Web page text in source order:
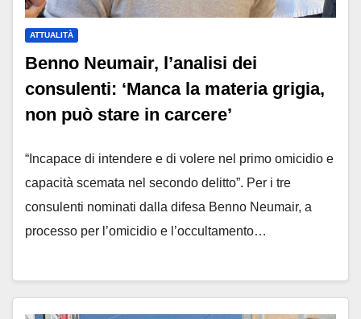
ATTUALITÀ
Benno Neumair, l’analisi dei
consulenti: ‘Manca la materia grigia,
non può stare in carcere’
“Incapace di intendere e di volere nel primo omicidio e
capacità scemata nel secondo delitto”. Per i tre
consulenti nominati dalla difesa Benno Neumair, a
processo per l’omicidio e l’occultamento…